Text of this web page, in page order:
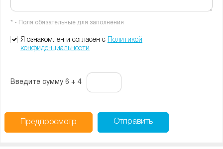
-
-
* - Поля обязательные для заполнения
Я ознакомлен и согласен с
Политикой
конфиденциальности
Введите сумму 6 + 4
Предпросмотр Отправить